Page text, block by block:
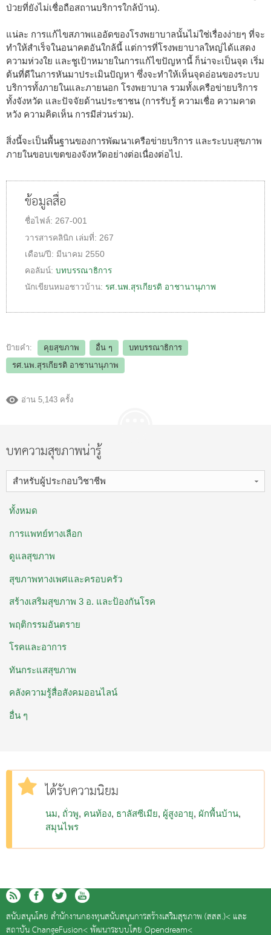
ป่วยที่ยังไม่เชื่อถือสถานบริการใกล้บ้าน).
แน่ละ การแก้ไขสภาพแออัดของโรงพยาบาลนั้นไม่ใช่เรื่องง่ายๆ ที่จะ
ทำให้สำเร็จในอนาคตอันใกล้นี้ แต่การที่โรงพยาบาลใหญ่ได้แสดง
ความห่วงใย และชูเป้าหมายในการแก้ไขปัญหานี้ ก็น่าจะเป็นจุด เริ่ม
ต้นที่ดีในการหันมาประเมินปัญหา ซึ่งจะทำให้เห็นจุดอ่อนของระบบ
บริการทั้งภายในและภายนอก โรงพยาบาล รวมทั้งเครือข่ายบริการ
ทั้งจังหวัด และปัจจัยด้านประชาชน (การรับรู้ ความเชื่อ ความคาด
หวัง ความคิดเห็น การมีส่วนร่วม).
สิ่งนี้จะเป็นพื้นฐานของการพัฒนาเครือข่ายบริการ และระบบสุขภาพ
ภายในขอบเขตของจังหวัดอย่างต่อเนื่องต่อไป.
ข้อมูลสื่อ
ชื่อไฟล์: 267-001
วารสารคลินิก เล่มที่: 267
เดือน/ปี: มีนาคม 2550
คอลัมน์: บทบรรณาธิการ
นักเขียนหมอชาวบ้าน: รศ.นพ.สุรเกียรติ อาชานานุภาพ
ป้ายคำ: คุยสุขภาพ อื่น ๆ
บทบรรณาธิการ
รศ.นพ.สุรเกียรติ อาชานานุภาพ
อ่าน 5,143 ครั้ง
บทความสุขภาพน่ารู้
สำหรับผู้ประกอบวิชาชีพ
ทั้งหมด
การแพทย์ทางเลือก
ดูแลสุขภาพ
สุขภาพทางเพศและครอบครัว
สร้างเสริมสุขภาพ 3 อ. ​และป้องกันโรค
พฤติกรรมอันตราย
โรคและอาการ
ทันกระแสสุขภาพ
คลังความรู้สื่อสังคมออนไลน์
อื่น ๆ
ได้รับความนิยม
นม ถั่วพู คนท้อง ธาลัสซีเมีย ผู้สูงอายุ ผักพื้นบ้าน
สมุนไพร
สนับสนุนโดย สำนักงานกองทุนสนับสนุนการสร้างเสริมสุขภาพ (สสส.)< และ
สถาบัน ChangeFusion<พัฒนาระบบโดย Opendream<